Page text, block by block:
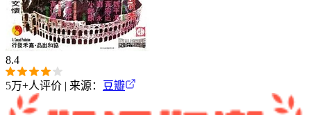
8.4
5万+人评价 | 来源： 豆瓣